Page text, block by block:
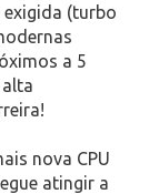
exigida (turbo
a 5
nova CPU
atingir a